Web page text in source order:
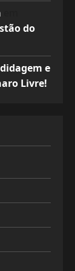
do
e
Livre!